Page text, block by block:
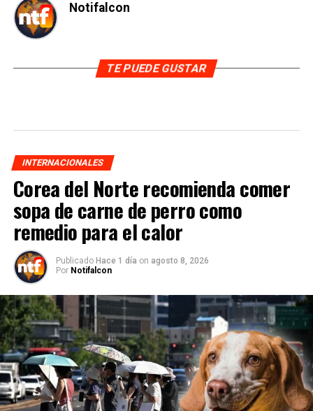
Notifalcon
TE PUEDE GUSTAR
INTERNACIONALES
Corea del Norte recomienda comer
sopa de carne de perro como
remedio para el calor
Publicado Hace 1 día on agosto 8, 2026
Por Notifalcon